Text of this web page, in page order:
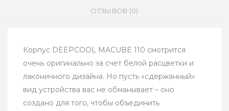
ОТЗЫВОВ (0)
Корпус DEEPCOOL MACUBE 110 смотрится
очень оригинально за счет белой расцветки и
лаконичного дизайна. Но пусть «сдержанный»
вид устройства вас не обманывает – оно
создано для того, чтобы объединить